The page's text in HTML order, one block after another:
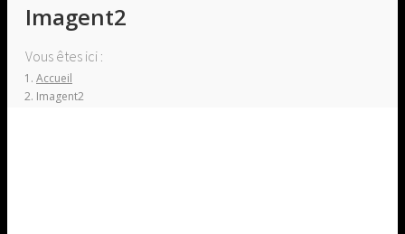
Imagent2
Vous êtes ici :
Accueil
Imagent2